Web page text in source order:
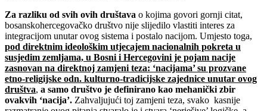
Za razliku od svih ovih društava o kojima govori gornji citat,
bosanskohercegovačko društvo nije slijedilo vlastiti interes za
integracijom unutar ovog sistema i postalo nacijom. Umjesto toga,
pod direktnim ideološkim utjecajem nacionalnih pokreta u
susjedim zemljama, u Bosni i Hercegovini je pojam nacije
zasnovan na direktnoj zamjeni teza: ‘nacijama’ su prozvane
etno-religijske odn. kulturno-tradicijske zajednice unutar ovog
društva, a samo društvo je definirano kao mehanički zbir
ovakvih ‘nacija’. Zahvaljujući toj zamjeni teza, svako kasnije